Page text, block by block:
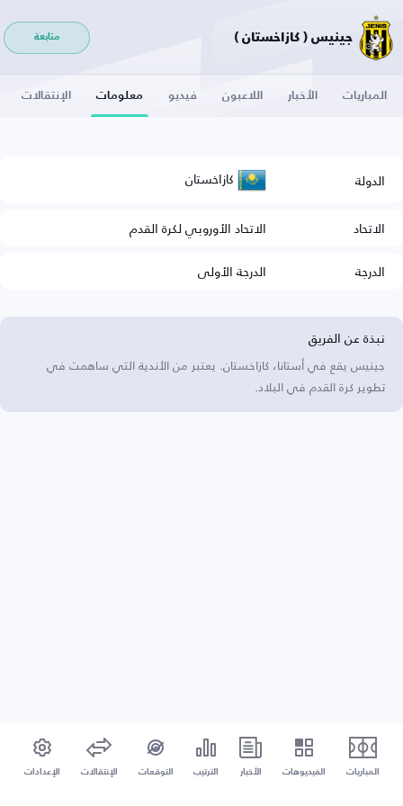
جينيس ( كازاخستان ) متابعة
المباريات الأخبار اللاعبون فيديو معلومات الإنتقالات
الدولة كازاخستان
الاتحاد
الاتحاد الأوروبي لكرة القدم
الدرجة
الدرجة الأولى
نبذة عن الفريق
جينيس يقع في أستانا، كازاخستان. يعتبر من الأندية التي ساهمت في
تطوير كرة القدم في البلاد.
المباريات الفيديوهات الأخبار الترتيب التوقعات الإنتقالات الإعدادات